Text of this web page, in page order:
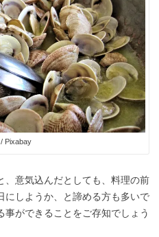
/ Pixabay
、意気込んだとしても、料理の前
にしようか、と諦める方も多いで
ができることをご存知でしょう